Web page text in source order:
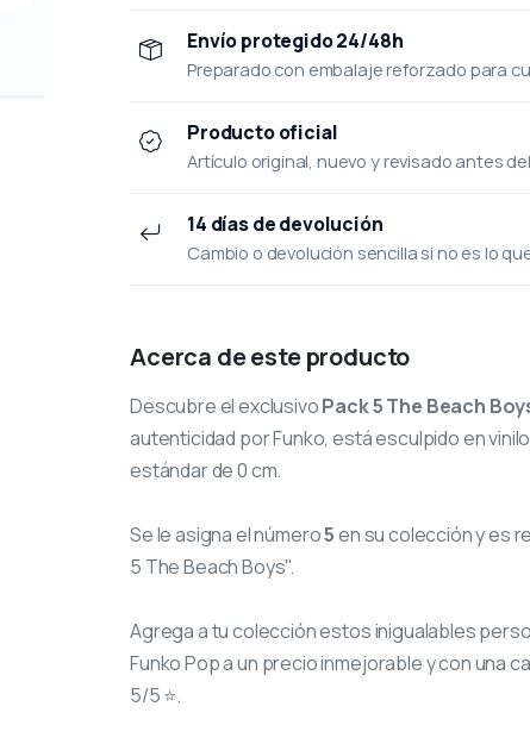
Envío protegido 24/48h
Preparado con embalaje reforzado para
Producto oficial
Artículo original, nuevo y revisado antes del
14 días de devolución
Cambio o devolución sencilla si no es lo
Acerca de este producto
Descubre el exclusivoPack 5 The Beach
autenticidad por Funko, está esculpido en
estándar de 0 cm.
Se le asigna el número5en su colección y es
5 The Beach Boys".
Agrega a tu colección estos inigualables
Funko Pop a un precio inmejorable y con una
5/5 ⭐.